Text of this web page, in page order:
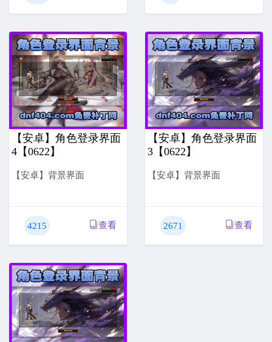
【安卓】角色登录界面
4【0622】
【安卓】背景界面
4215 查看
【安卓】角色登录界面
3【0622】
【安卓】背景界面
2671 查看